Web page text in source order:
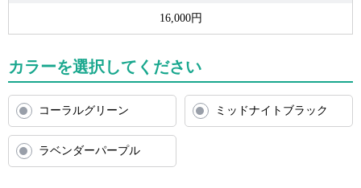
16,000円
カラーを選択してください
コーラルグリーン ミッドナイトブラック
ラベンダーパープル